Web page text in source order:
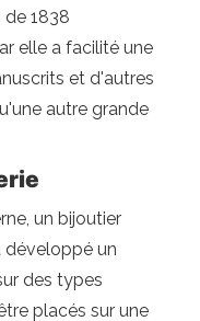
de 1838
elle a facilité une
et d'autres
autre grande
un bijoutier
développé un
des types
placés sur une